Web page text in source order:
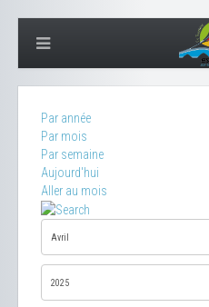
Par année
Par mois
Par semaine
Aujourd'hui
Aller au mois